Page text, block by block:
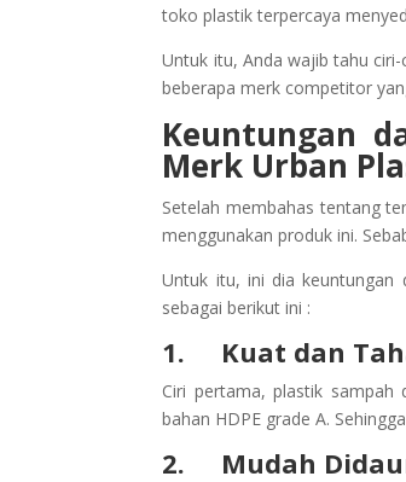
toko plastik terpercaya
Untuk itu, Anda wajib tahu
beberapa merk competitor
Keuntungan
Merk Urban
Setelah membahas tentang
menggunakan produk ini.
Untuk itu, ini dia keuntungan
sebagai berikut ini :
1. Kuat dan
Ciri pertama, plastik
bahan HDPE grade A.
2. Mudah